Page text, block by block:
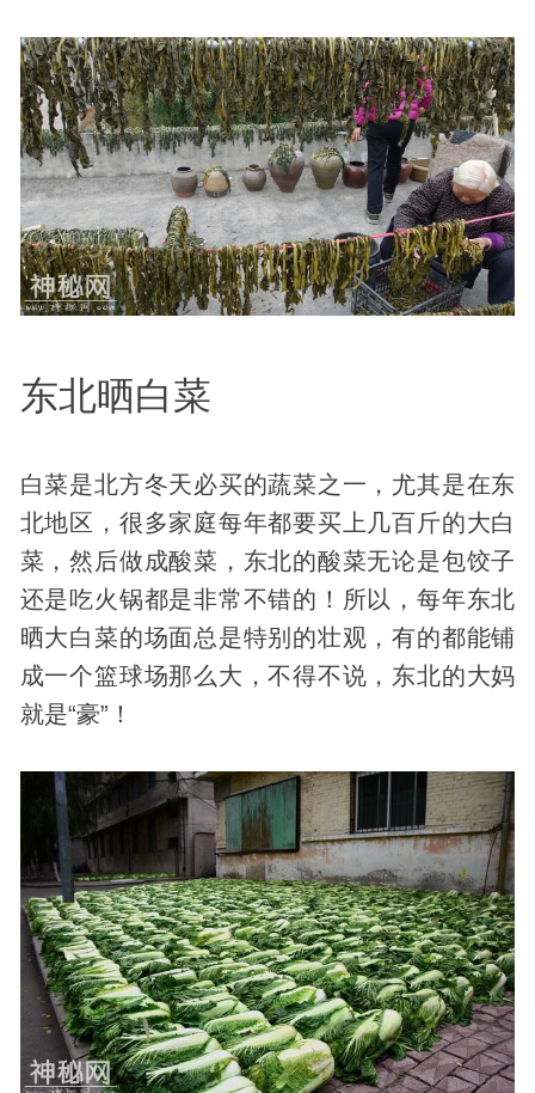
东北晒白菜
白菜是北方冬天必买的蔬菜之一，尤其是在东
北地区，很多家庭每年都要买上几百斤的大白
菜，然后做成酸菜，东北的酸菜无论是包饺子
还是吃火锅都是非常不错的！所以，每年东北
晒大白菜的场面总是特别的壮观，有的都能铺
成一个篮球场那么大，不得不说，东北的大妈
就是“豪”！